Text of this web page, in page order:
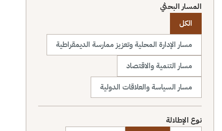
المسار البحثي
الكل
مسار الإدارة المحلية وتعزيز ممارسة الديمقراطية
مسار التنمية والاقتصاد
مسار السياسة والعلاقات الدولية
نوع الإطلالة